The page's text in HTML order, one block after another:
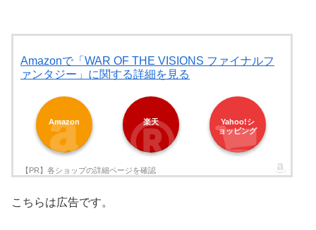
Amazonで「WAR OF THE VISIONS ファイナルフ
ァンタジー」に関する詳細を見る
Amazon 楽天
Yahoo!シ
ョッピング
こちらは広告です。